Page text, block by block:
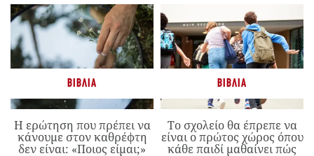
ΒΙΒΛΊΑ
Η ερώτηση που πρέπει να
κάνουμε στον καθρέφτη
δεν είναι: «Ποιος είμαι;»
ΒΙΒΛΊΑ
Το σχολείο θα έπρεπε να
είναι ο πρώτος χώρος όπου
κάθε παιδί μαθαίνει πώς